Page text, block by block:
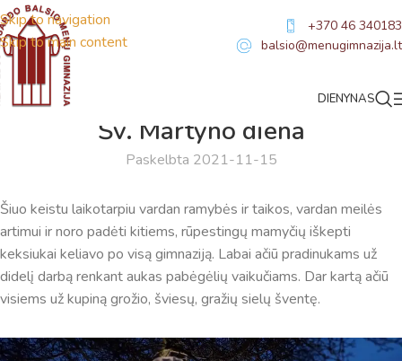
Skip to navigation
Skip to main content
+370 46 340183
balsio@menugimnazija.lt
DIENYNAS
Šv. Martyno diena
Paskelbta 2021-11-15
Šiuo keistu laikotarpiu vardan ramybės ir taikos, vardan meilės
artimui ir noro padėti kitiems, rūpestingų mamyčių iškepti
keksiukai keliavo po visą gimnaziją. Labai ačiū pradinukams už
didelį darbą renkant aukas pabėgėlių vaikučiams. Dar kartą ačiū
visiems už kupiną grožio, šviesų, gražių sielų šventę.